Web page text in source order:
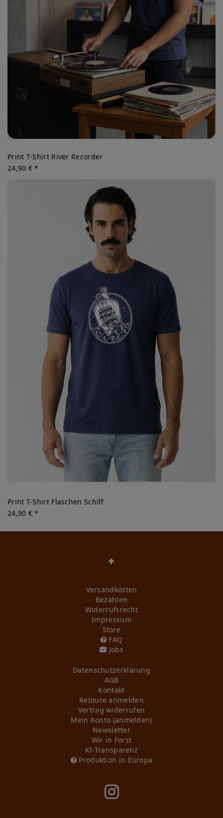
Print T-Shirt River Recorder
24,90 € *
Print T-Shirt Flaschen Schiff
24,90 € *
Versandkosten
Bezahlen
Widerrufs­recht
Impressum
Store
FAQ
Jobs
Daten­schutz­erklärung
AGB
Kontakt
Retoure anmelden
Vertrag widerrufen
Mein Konto (anmelden)
Newsletter
Wir in Forst
KI-Transparenz
Produktion in Europa